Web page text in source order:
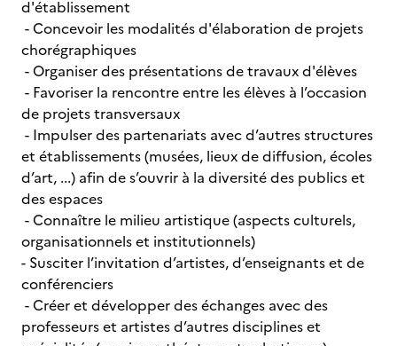
d'établissement
- Concevoir les modalités d'élaboration de projets
chorégraphiques
- Organiser des présentations de travaux d'élèves
- Favoriser la rencontre entre les élèves à l’occasion
de projets transversaux
- Impulser des partenariats avec d’autres structures
et établissements (musées, lieux de diffusion, écoles
d’art, ...) afin de s’ouvrir à la diversité des publics et
des espaces
- Connaître le milieu artistique (aspects culturels,
organisationnels et institutionnels)
- Susciter l’invitation d’artistes, d’enseignants et de
conférenciers
- Créer et développer des échanges avec des
professeurs et artistes d’autres disciplines et